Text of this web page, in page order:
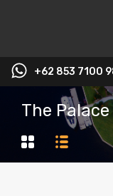
+62 853 7100
The